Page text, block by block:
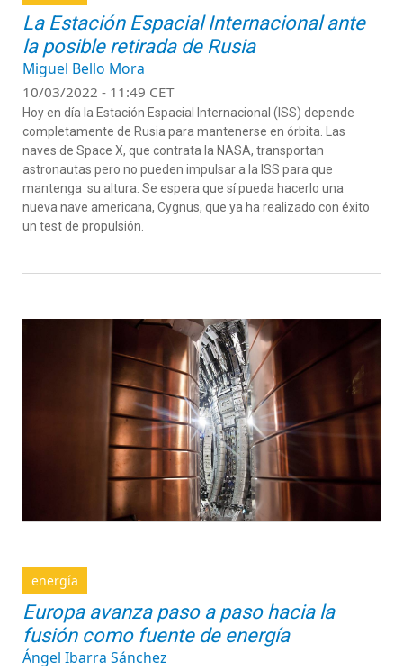
La Estación Espacial Internacional ante
la posible retirada de Rusia
Miguel Bello Mora
10/03/2022 - 11:49 CET
Hoy en día la Estación Espacial Internacional (ISS) depende
completamente de Rusia para mantenerse en órbita. Las
naves de Space X, que contrata la NASA, transportan
astronautas pero no pueden impulsar a la ISS para que
mantenga su altura. Se espera que sí pueda hacerlo una
nueva nave americana, Cygnus, que ya ha realizado con éxito
un test de propulsión.
energía
Europa avanza paso a paso hacia la
fusión como fuente de energía
Ángel Ibarra Sánchez